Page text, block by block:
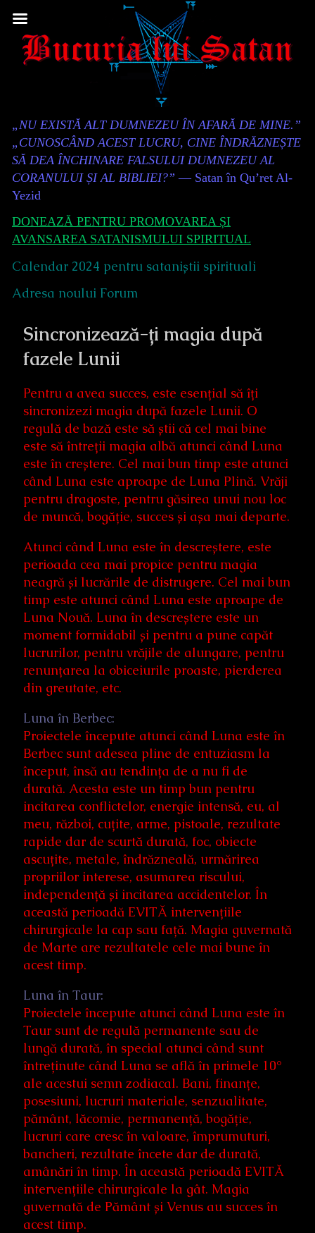
to
Content
Header
„NU EXISTĂ ALT DUMNEZEU ÎN AFARĂ DE MINE.”
„CUNOSCÂND ACEST LUCRU, CINE ÎNDRĂZNEȘTE
SĂ DEA ÎNCHINARE FALSULUI DUMNEZEU AL
CORANULUI ȘI AL BIBLIEI?” — Satan în Qu’ret Al-
Yezid
DONEAZĂ PENTRU PROMOVAREA ȘI
AVANSAREA SATANISMULUI SPIRITUAL
Calendar 2024 pentru sataniștii spirituali
Adresa noului Forum
Sincronizează-ți magia după
fazele Lunii
Pentru a avea succes, este esențial să îți
sincronizezi magia după fazele Lunii. O
regulă de bază este să știi că cel mai bine
este să întreții magia albă atunci când Luna
este în creștere. Cel mai bun timp este atunci
când Luna este aproape de Luna Plină. Vrăji
pentru dragoste, pentru găsirea unui nou loc
de muncă, bogăție, succes și așa mai departe.
Atunci când Luna este în descreștere, este
perioada cea mai propice pentru magia
neagră și lucrările de distrugere. Cel mai bun
timp este atunci când Luna este aproape de
Luna Nouă. Luna în descreștere este un
moment formidabil și pentru a pune capăt
lucrurilor, pentru vrăjile de alungare, pentru
renunțarea la obiceiurile proaste, pierderea
din greutate, etc.
Luna în Berbec:
Proiectele începute atunci când Luna este în
Berbec sunt adesea pline de entuziasm la
început, însă au tendința de a nu fi de
durată. Acesta este un timp bun pentru
incitarea conflictelor, energie intensă, eu, al
meu, război, cuțite, arme, pistoale, rezultate
rapide dar de scurtă durată, foc, obiecte
ascuțite, metale, îndrăzneală, urmărirea
propriilor interese, asumarea riscului,
independență și incitarea accidentelor. În
această perioadă EVITĂ intervențiile
chirurgicale la cap sau față. Magia guvernată
de Marte are rezultatele cele mai bune în
acest timp.
Luna în Taur:
Proiectele începute atunci când Luna este în
Taur sunt de regulă permanente sau de
lungă durată, în special atunci când sunt
întreținute când Luna se află în primele 10°
ale acestui semn zodiacal. Bani, finanțe,
posesiuni, lucruri materiale, senzualitate,
pământ, lăcomie, permanență, bogăție,
lucruri care cresc în valoare, împrumuturi,
bancheri, rezultate încete dar de durată,
amânări în timp. În această perioadă EVITĂ
intervențiile chirurgicale la gât. Magia
guvernată de Pământ și Venus au succes în
acest timp.